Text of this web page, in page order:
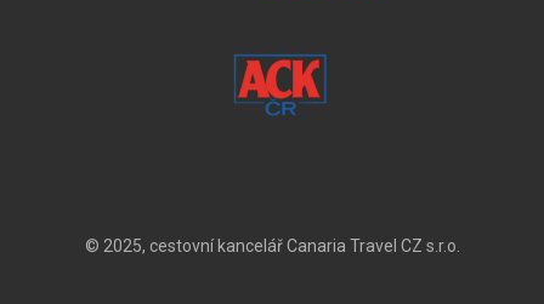
© 2025, cestovní kancelář Canaria Travel CZ s.r.o.